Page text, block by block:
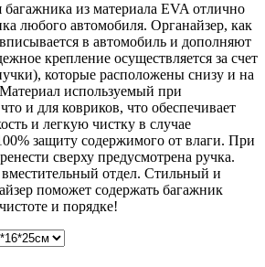
багажника из материала EVA отлично
любого автомобиля. Органайзер, как
в автомобиль и дополняют
крепление осуществляется за счет
которые расположены снизу и на
используемый при
и для ковриков, что обеспечивает
и легкую чистку в случае
защиту содержимого от влаги. При
сверху предусмотрена ручка.
отдел. Стильный и
поможет содержать багажник
и порядке!